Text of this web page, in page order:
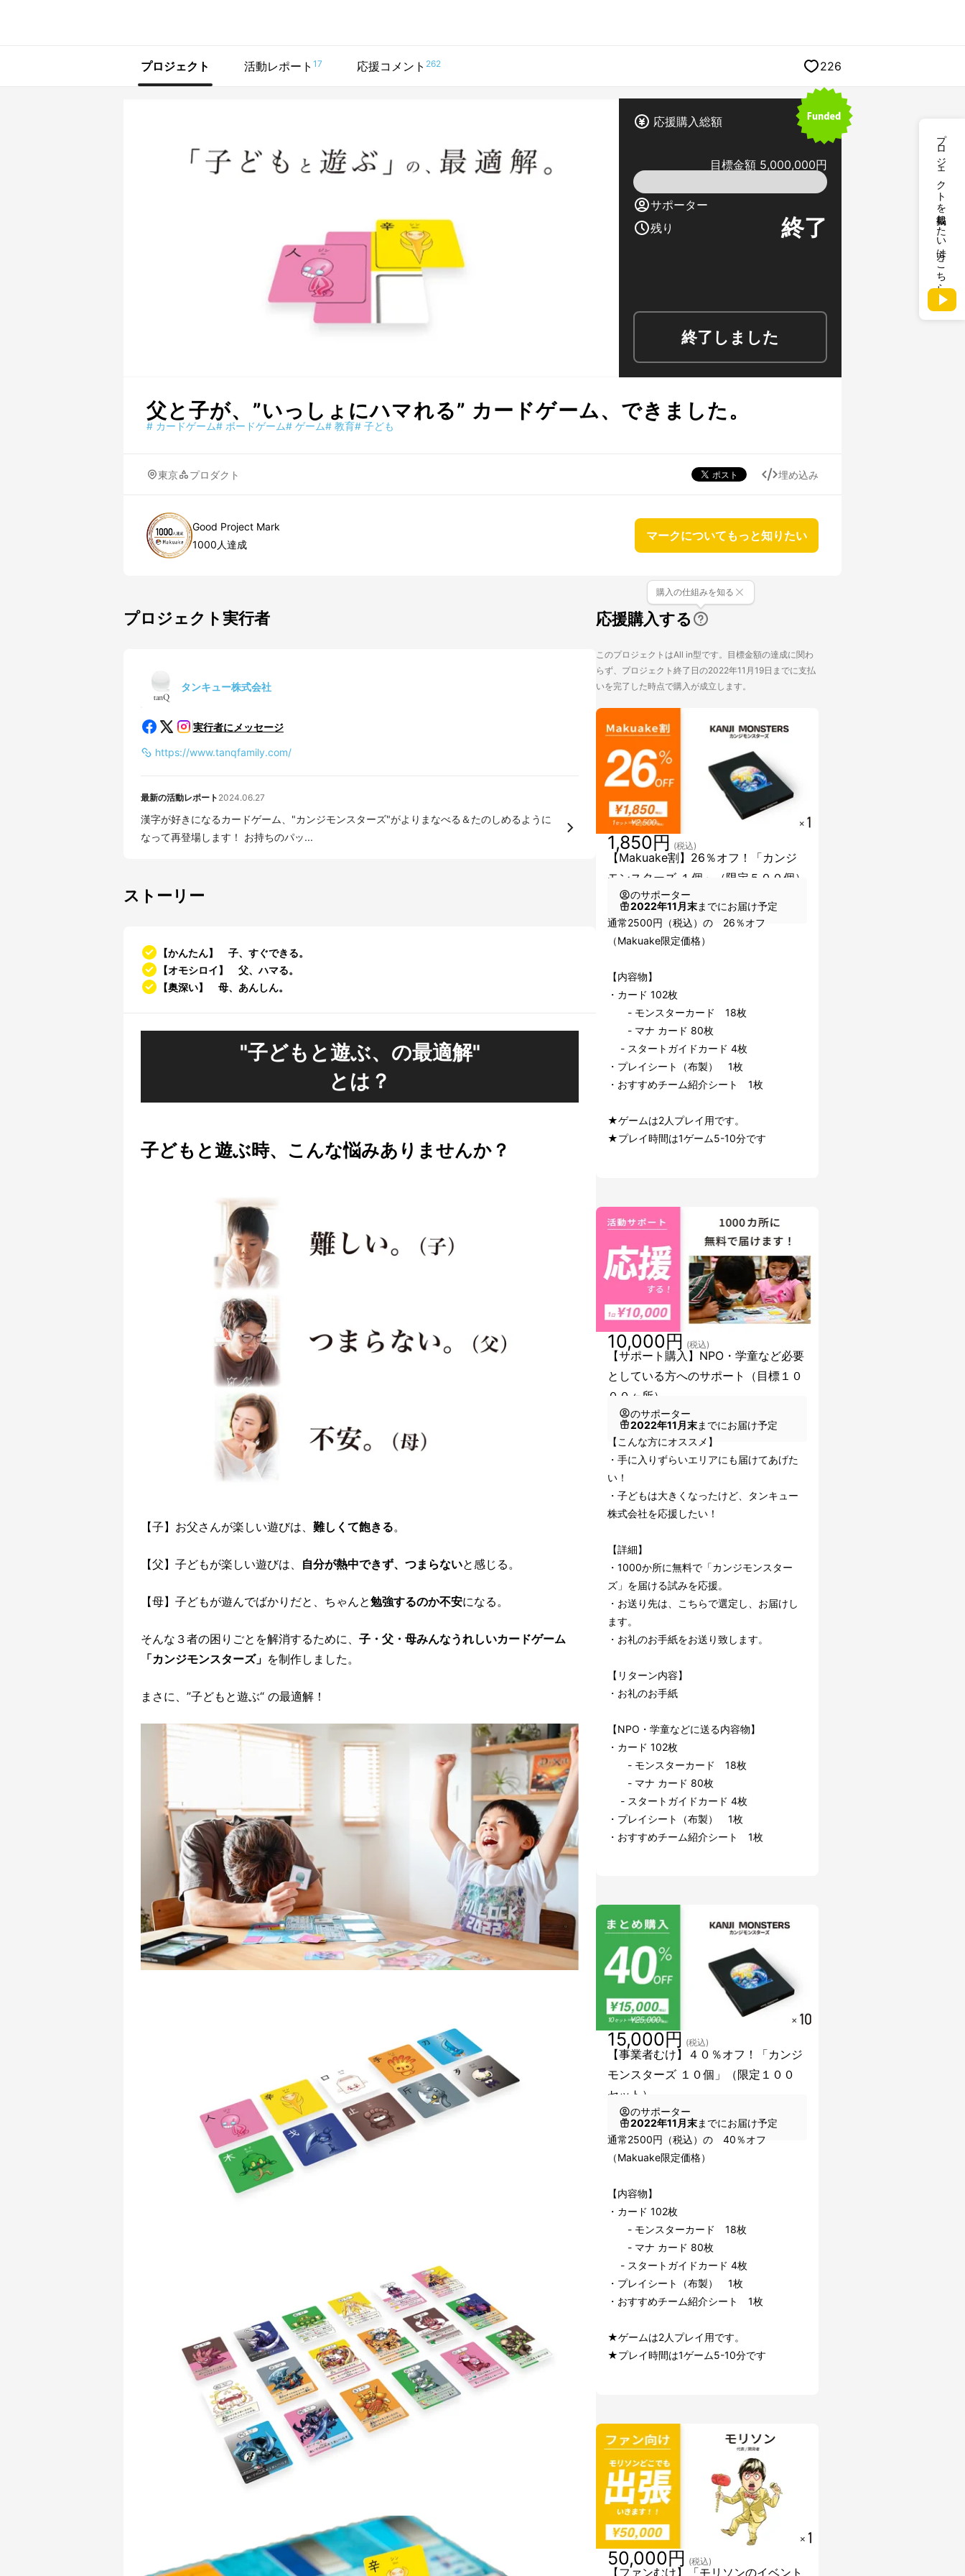
プロジェクトを掲載したい方はこちら
プロジェクト 活動レポート 17 応援コメント 262 226
応援購入総額
目標金額 5,000,000円
サポーター
残り
終了
終了しました
父と子が、”いっしょにハマれる” カードゲーム、できました。
# カードゲーム# ボードゲーム# ゲーム# 教育# 子ども
東京 プロダクト 埋め込み
Good Project Mark
1000人達成
マークについてもっと知りたい
プロジェクト実行者
タンキュー株式会社
実行者にメッセージ
https://www.tanqfamily.com/
最新の活動レポート 2024.06.27
漢字が好きになるカードゲーム、"カンジモンスターズ"がよりまなべる＆たのしめるように
なって再登場します！ お持ちのパッ...
ストーリー
【かんたん】 子、すぐできる。
【オモシロイ】 父、ハマる。
【奥深い】 母、あんしん。
"子どもと遊ぶ、の最適解"
とは？
子どもと遊ぶ時、こんな悩みありませんか？
【子】お父さんが楽しい遊びは、 難しくて飽きる。
【父】子どもが楽しい遊びは、 自分が熱中できず、つまらないと感じる。
【母】子どもが遊んでばかりだと、ちゃんと勉強するのか不安になる。
そんな３者の困りごとを解消するために、 子・父・母みんなうれしいカードゲーム
「カンジモンスターズ」 を制作しました。
まさに、”子どもと遊ぶ“ の最適解！
応援購入する
購入の仕組みを知る
このプロジェクトはAll in型です。目標金額の達成に関わ
らず、プロジェクト終了日の2022年11月19日までに支払
いを完了した時点で購入が成立します。
【Makuake割】26％オフ！「カンジ
モンスターズ １個」（限定５００個）
1,850円 (税込)
のサポーター
2022年11月末までにお届け予定
通常2500円（税込）の 26％オフ
（Makuake限定価格）
【内容物】
・カード 102枚
- モンスターカード 18枚
- マナ カード 80枚
- スタートガイドカード 4枚
・プレイシート（布製） 1枚
・おすすめチーム紹介シート 1枚
★ゲームは2人プレイ用です。
★プレイ時間は1ゲーム5-10分です
【サポート購入】NPO・学童など必要
としている方へのサポート（目標１０
００ヶ所）
10,000円 (税込)
のサポーター
2022年11月末までにお届け予定
【こんな方にオススメ】
・手に入りずらいエリアにも届けてあげた
い！
・子どもは大きくなったけど、タンキュー
株式会社を応援したい！
【詳細】
・1000か所に無料で「カンジモンスター
ズ」を届ける試みを応援。
・お送り先は、こちらで選定し、お届けし
ます。
・お礼のお手紙をお送り致します。
【リターン内容】
・お礼のお手紙
【NPO・学童などに送る内容物】
・カード 102枚
- モンスターカード 18枚
- マナ カード 80枚
- スタートガイドカード 4枚
・プレイシート（布製） 1枚
・おすすめチーム紹介シート 1枚
【事業者むけ】４０％オフ！「カンジ
モンスターズ １０個」（限定１００
セット）
15,000円 (税込)
のサポーター
2022年11月末までにお届け予定
通常2500円（税込）の 40％オフ
（Makuake限定価格）
【内容物】
・カード 102枚
- モンスターカード 18枚
- マナ カード 80枚
- スタートガイドカード 4枚
・プレイシート（布製） 1枚
・おすすめチーム紹介シート 1枚
★ゲームは2人プレイ用です。
★プレイ時間は1ゲーム5-10分です
【ファンむけ】「モリソンのイベント
50,000円 (税込)